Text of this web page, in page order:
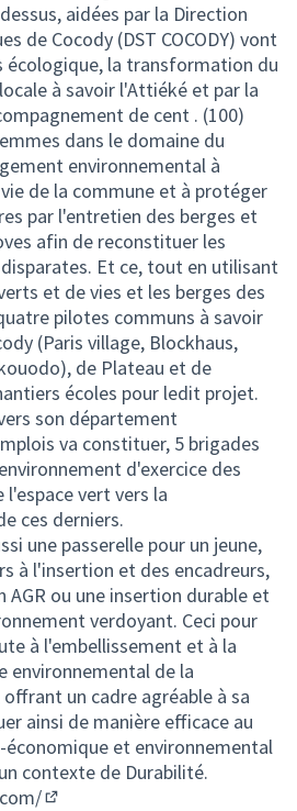
aidées par la Direction
de Cocody (DST COCODY) vont
écologique, la transformation du
à savoir l'Attiéké et par la
de cent . (100)
dans le domaine du
environnemental à
de la commune et à protéger
par l'entretien des berges et
afin de reconstituer les
Et ce, tout en utilisant
et de vies et les berges des
pilotes communs à savoir
(Paris village, Blockhaus,
de Plateau et de
écoles pour ledit projet.
son département
va constituer, 5 brigades
d'exercice des
vert vers la
ces derniers.
une passerelle pour un jeune,
à l'insertion et des encadreurs,
AGR ou une insertion durable et
verdoyant. Ceci pour
à l'embellissement et à la
environnemental de la
un cadre agréable à sa
ainsi de manière efficace au
et environnemental
contexte de Durabilité.